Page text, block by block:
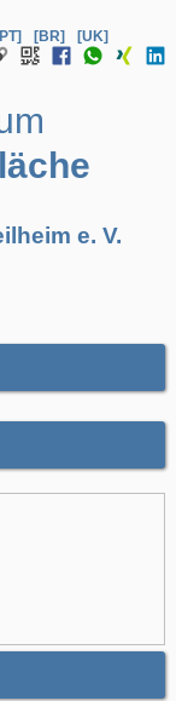
[BR]
[UK]
e. V.